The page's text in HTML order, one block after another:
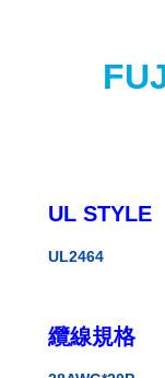
UL STYLE
UL2464
纜線規格